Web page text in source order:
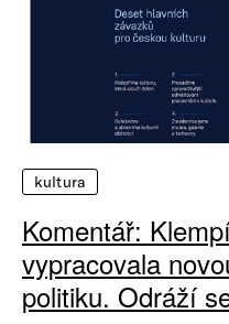
kultura
Komentář:
vypracovala
politiku. Odráží